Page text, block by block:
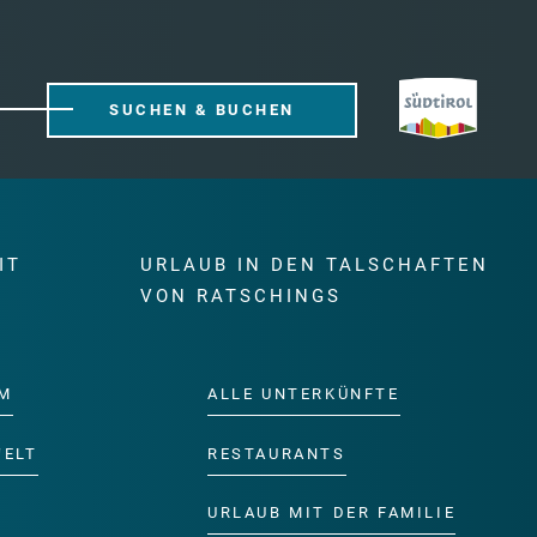
SUCHEN & BUCHEN
URLAUB IN DEN TALSCHAFTEN
VON RATSCHINGS
ALLE UNTERKÜNFTE
RESTAURANTS
URLAUB MIT DER FAMILIE